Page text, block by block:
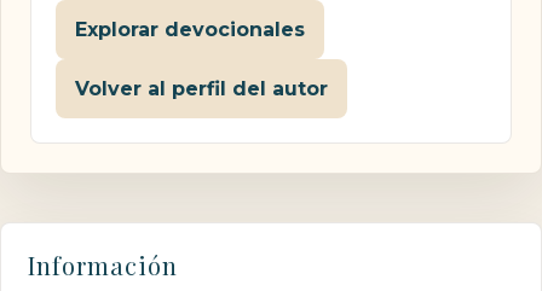
Explorar devocionales
Volver al perfil del autor
Información